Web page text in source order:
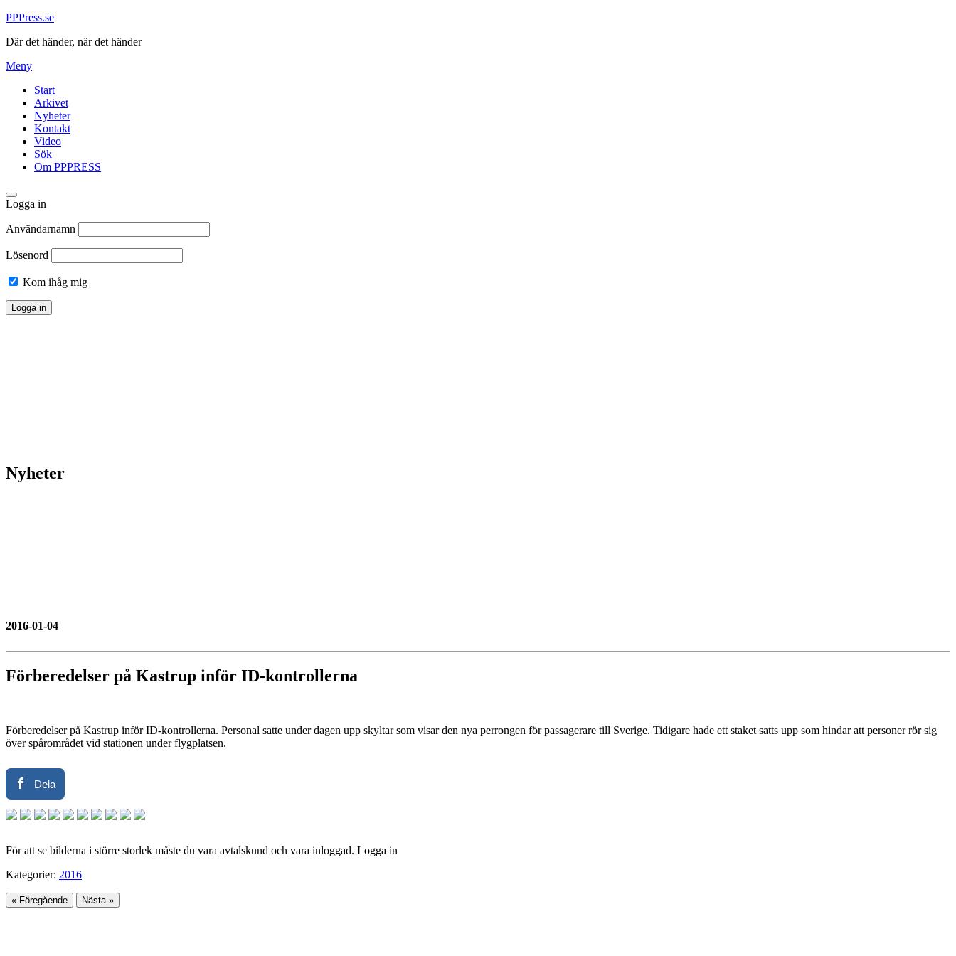
Hoppa
innehåll
PPPress.se
Där det händer, när det händer
Meny
Start
Arkivet
Nyheter
Kontakt
Video
Sök
Om PPPRESS
Logga in
Användarnamn
Lösenord
Kom ihåg mig
Nyheter
2016-01-04
Förberedelser på Kastrup inför ID-kontrollerna
Förberedelser på Kastrup inför ID-kontrollerna. Personal satte under dagen upp skyltar som visar den nya perrongen för passagerare till Sverige. Tidigare hade ett staket satts upp som hindar att personer rör sig
över spårområdet vid stationen under flygplatsen.
Dela
För att se bilderna i större storlek måste du vara avtalskund och vara inloggad. Logga in
Kategorier: 2016
« Föregående Nästa »